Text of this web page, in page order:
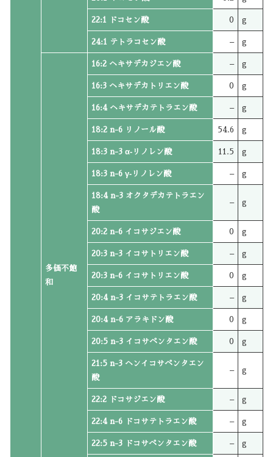
22:1 ドコセン酸 0 g
24:1 テトラコセン酸 – g
多価不飽
和
16:2 ヘキサデカジエン酸 – g
16:3 ヘキサデカトリエン酸 0 g
16:4 ヘキサデカテトラエン酸 – g
18:2 n-6 リノール酸 54.6 g
18:3 n-3 α‐リノレン酸 11.5 g
18:3 n-6 γ‐リノレン酸 – g
18:4 n-3 オクタデカテトラエン
酸
– g
20:2 n-6 イコサジエン酸 0 g
20:3 n-3 イコサトリエン酸 – g
20:3 n-6 イコサトリエン酸 0 g
20:4 n-3 イコサテトラエン酸 – g
20:4 n-6 アラキドン酸 0 g
20:5 n-3 イコサペンタエン酸 0 g
21:5 n-3 ヘンイコサペンタエン
酸
– g
22:2 ドコサジエン酸 – g
22:4 n-6 ドコサテトラエン酸 – g
22:5 n-3 ドコサペンタエン酸 – g